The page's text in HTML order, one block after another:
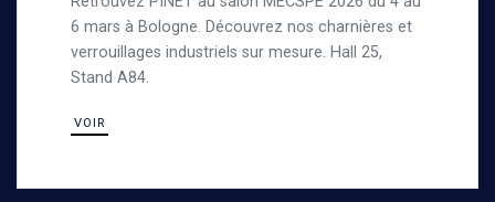
6 mars à Bologne. Découvrez nos charnières et
verrouillages industriels sur mesure. Hall 25,
Stand A84.
VOIR